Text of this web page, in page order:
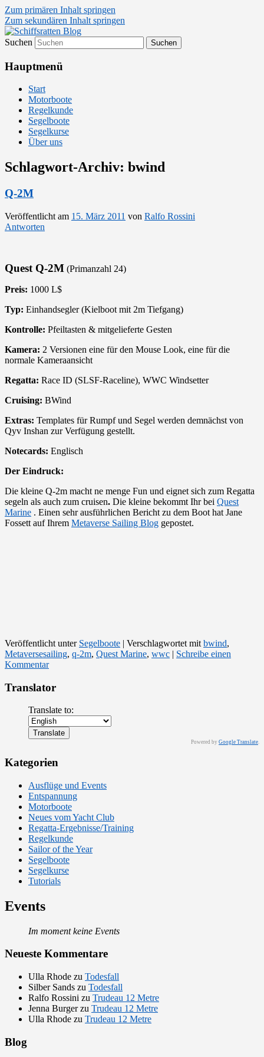
Zum primären Inhalt springen
Zum sekundären Inhalt springen
Schiffsratten Blog
Segelsport in Second Life
Suchen
Hauptmenü
Start
Motorboote
Regelkunde
Segelboote
Segelkurse
Über uns
Schlagwort-Archiv: bwind
Q-2M
Veröffentlicht am 15. März 2011 von Ralfo Rossini
Antworten
Quest Q-2M (Primanzahl 24)
Preis: 1000 L$
Typ: Einhandsegler (Kielboot mit 2m Tiefgang)
Kontrolle: Pfeiltasten & mitgelieferte Gesten
Kamera: 2 Versionen eine für den Mouse Look, eine für die
normale Kameraansicht
Regatta: Race ID (SLSF-Raceline), WWC Windsetter
Cruising: BWind
Extras: Templates für Rumpf und Segel werden demnächst von
Qyv Inshan zur Verfügung gestellt.
Notecards: Englisch
Der Eindruck:
Die kleine Q-2m macht ne menge Fun und eignet sich zum Regatta
segeln als auch zum cruisen. Die kleine bekommt Ihr bei Quest
Marine . Einen sehr ausführlichen Bericht zu dem Boot hat Jane
Fossett auf Ihrem Metaverse Sailing Blog gepostet.
Veröffentlicht unter Segelboote | Verschlagwortet mit bwind,
Metaversesailing, q-2m, Quest Marine, wwc | Schreibe einen
Kommentar
Translator
Translate to:
Powered by Google Translate.
Kategorien
Ausflüge und Events
Entspannung
Motorboote
Neues vom Yacht Club
Regatta-Ergebnisse/Training
Regelkunde
Sailor of the Year
Segelboote
Segelkurse
Tutorials
Events
Im moment keine Events
Neueste Kommentare
Ulla Rhode zu Todesfall
Silber Sands zu Todesfall
Ralfo Rossini zu Trudeau 12 Metre
Jenna Burgerzu Trudeau 12 Metre
Ulla Rhode zu Trudeau 12 Metre
Blog